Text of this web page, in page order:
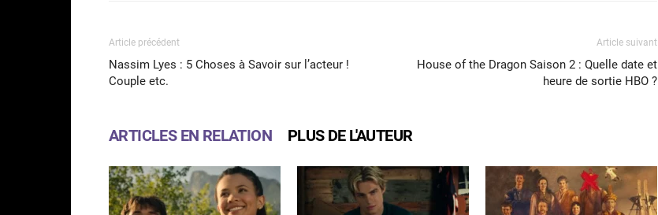
Article précédent
Nassim Lyes : 5 Choses à Savoir sur l’acteur !
Couple etc.
Article suivant
House of the Dragon Saison 2 : Quelle date et
heure de sortie HBO ?
ARTICLES EN RELATION PLUS DE L'AUTEUR